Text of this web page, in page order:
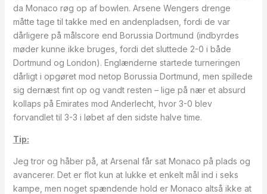
da Monaco røg op af bowlen. Arsene Wengers drenge
måtte tage til takke med en andenpladsen, fordi de var
dårligere på målscore end Borussia Dortmund (indbyrdes
møder kunne ikke bruges, fordi det sluttede 2-0 i både
Dortmund og London). Englænderne startede turneringen
dårligt i opgøret mod netop Borussia Dortmund, men spillede
sig dernæst fint op og vandt resten – lige på nær et absurd
kollaps på Emirates mod Anderlecht, hvor 3-0 blev
forvandlet til 3-3 i løbet af den sidste halve time.
Tip:
Jeg tror og håber på, at Arsenal får sat Monaco på plads og
avancerer. Det er flot kun at lukke et enkelt mål ind i seks
kampe, men noget spændende hold er Monaco altså ikke at